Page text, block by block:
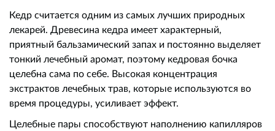
Кедр считается одним из самых лучших природных
лекарей. Древесина кедра имеет характерный,
приятный бальзамический запах и постоянно выделяет
тонкий лечебный аромат, поэтому кедровая бочка
целебна сама по себе. Высокая концентрация
экстрактов лечебных трав, которые используются во
время процедуры, усиливает эффект.
Целебные пары способствуют наполнению капилляров